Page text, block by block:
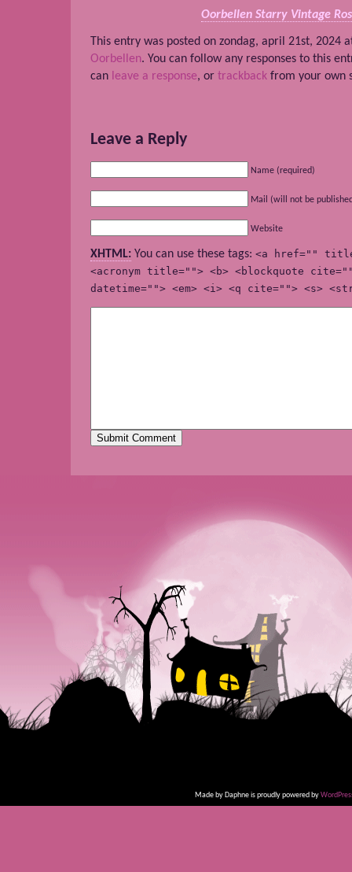
Oorbellen Starry Vintage
This entry was posted on zondag, april 21st, 2024
Oorbellen. You can follow any responses to this
can leave a response, or trackback from your own
Leave a Reply
Name (required)
Mail (will not be
Website
XHTML: You can use these tags: <a href=""
<acronym title=""> <b> <blockquote
datetime=""> <em> <i> <q cite=""> <s>
Made by Daphne is proudly powered by